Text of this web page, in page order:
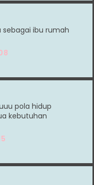
sebagai ibu rumah
pola hidup
kebutuhan